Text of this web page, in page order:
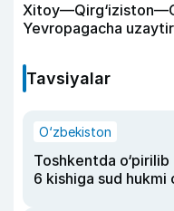
Yevropagacha
Tavsiyalar
O‘zbekiston
Toshkentda o‘pirilib
6 kishiga sud hukmi